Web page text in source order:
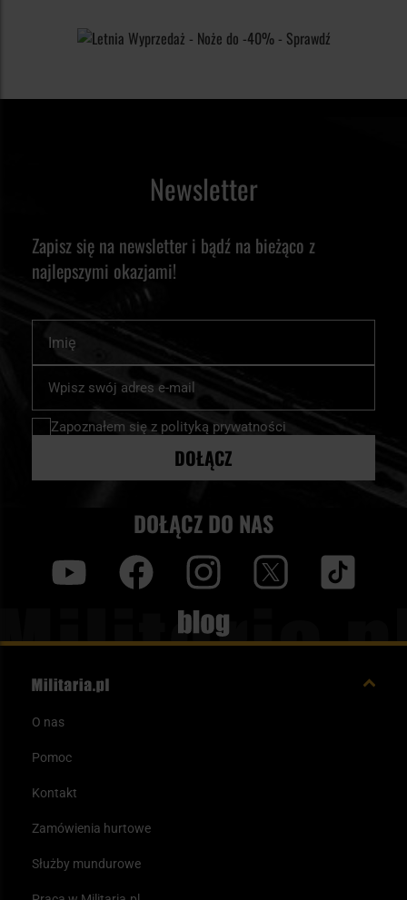
Newsletter
Zapisz się na newsletter i bądź na bieżąco z
najlepszymi okazjami!
nasz
newsletter:
Zapoznałem się z polityką prywatności
DOŁĄCZ
DOŁĄCZ DO NAS
Blog
O nas
Pomoc
Kontakt
Zamówienia hurtowe
Służby mundurowe